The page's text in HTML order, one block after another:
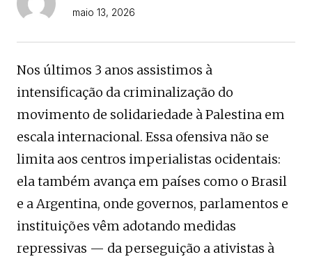
maio 13, 2026
Nos últimos 3 anos assistimos à
intensificação da criminalização do
movimento de solidariedade à Palestina em
escala internacional. Essa ofensiva não se
limita aos centros imperialistas ocidentais:
ela também avança em países como o Brasil
e a Argentina, onde governos, parlamentos e
instituições vêm adotando medidas
repressivas — da perseguição a ativistas à